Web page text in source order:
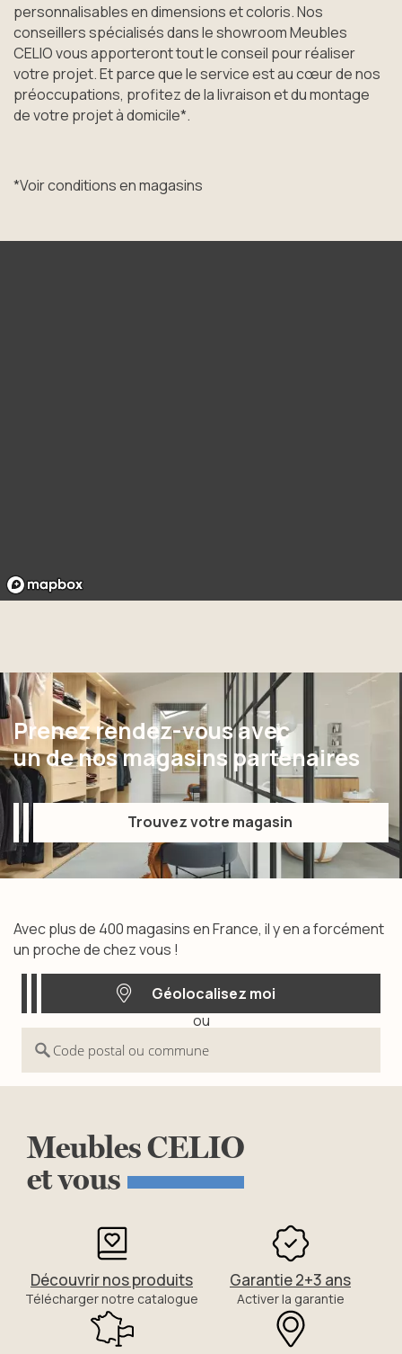
personnalisables en dimensions et coloris. Nos
conseillers spécialisés dans le showroom Meubles
CELIO vous apporteront tout le conseil pour réaliser
votre projet. Et parce que le service est au cœur de nos
préoccupations, profitez de la livraison et du montage
de votre projet à domicile*.
*Voir conditions en magasins
Prenez rendez-vous avec
un de nos magasins partenaires
Trouvez votre magasin
Trouvez votre magasin
Avec plus de 400 magasins en France, il y en a forcément
un proche de chez vous !
Géolocalisez moi
Géolocalisez moi
ou
Code postal ou commune
MeublesCELIO
etvous
Découvrir nos produits
Télécharger notre catalogue
Garantie 2+3 ans
Activer la garantie